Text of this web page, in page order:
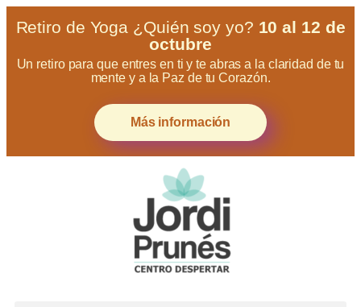
Retiro de Yoga ¿Quién soy yo? 10 al 12 de
octubre
Un retiro para que entres en ti y te abras a la claridad de tu
mente y a la Paz de tu Corazón.
Más información